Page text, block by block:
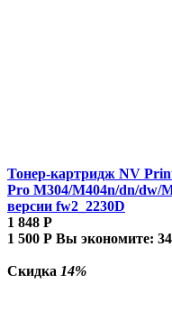
Тонер-картридж NV
Pro M304/M404n/dn/dw/
версии fw2_2230D
1 848 Р
1 500 Р Вы экономите:
Скидка 14%